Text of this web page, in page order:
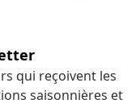
qui reçoivent les
saisonnières et